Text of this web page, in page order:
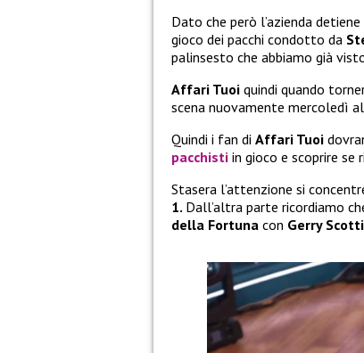
Dato che però l’azienda
gioco dei pacchi condotto da
palinsesto che abbiamo già
Affari Tuoi quindi quando
scena nuovamente mercoledì
Quindi i fan di Affari Tuoi
pacchisti in gioco e scoprire se
Stasera l’attenzione si
1. Dall’altra parte ricordiamo
della Fortuna con Gerry Scotti